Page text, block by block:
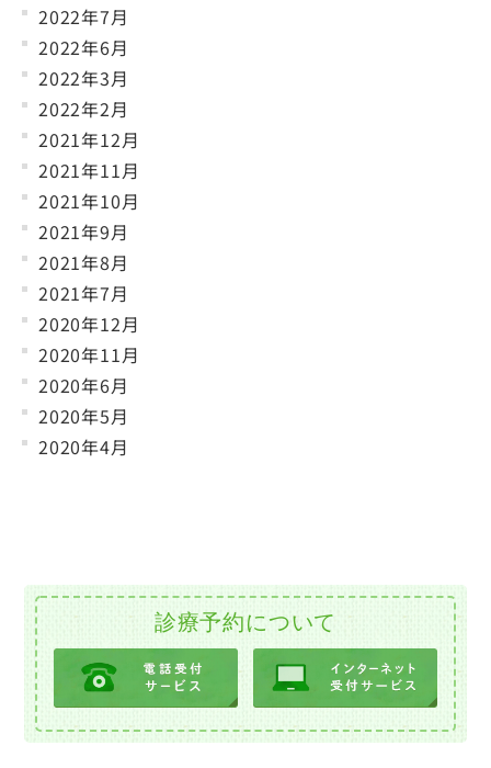
2022年7月
2022年6月
2022年3月
2022年2月
2021年12月
2021年11月
2021年10月
2021年9月
2021年8月
2021年7月
2020年12月
2020年11月
2020年6月
2020年5月
2020年4月
診療予約について